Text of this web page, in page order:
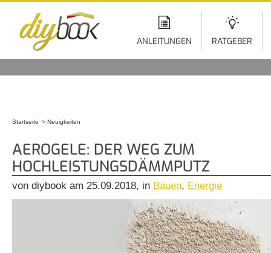
ANLEITUNGEN RATGEBER
Startseite Neuigkeiten
AEROGELE: DER WEG ZUM
HOCHLEISTUNGSDÄMMPUTZ
von diybook am 25.09.2018, in Bauen, Energie